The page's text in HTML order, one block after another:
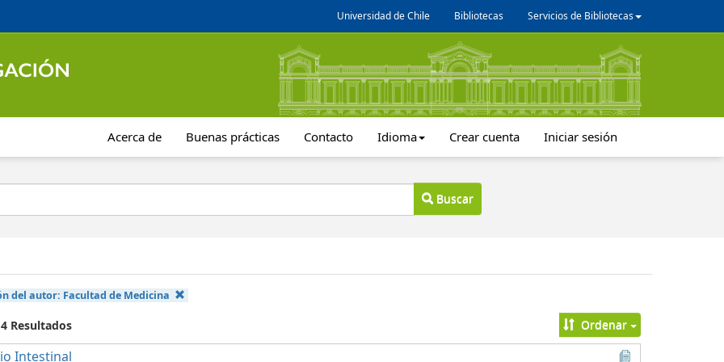
Universidad de Chile Bibliotecas Servicios de Bibliotecas
Acerca de Buenas prácticas Contacto Idioma Crear cuenta Iniciar sesión
Buscar
del autor: Facultad de Medicina
Resultados Ordenar
Intestinal